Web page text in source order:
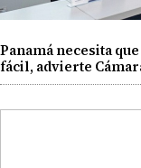
Panamá necesita
fácil, advierte